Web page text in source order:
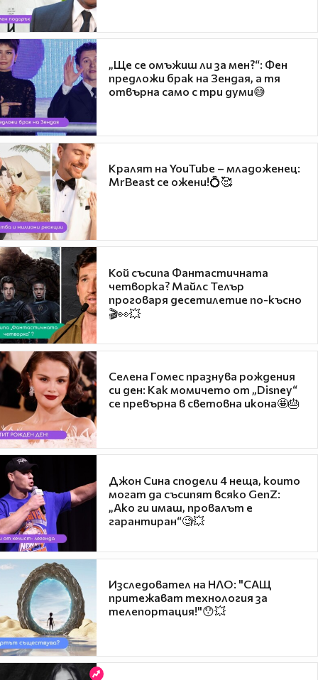
„Ще се омъжиш ли за мен?“: Фен
предложи брак на Зендая, а тя
отвърна само с три думи😅
Кралят на YouTube – младоженец:
MrBeast се ожени!💍🥰
Кой съсипа Фантастичната
четворка? Майлс Телър
проговаря десетилетие по-късно
🎬👀💥
Селена Гомес празнува рождения
си ден: Как момичето от „Disney“
се превърна в световна икона🤩🎂
Джон Сина сподели 4 неща, които
могат да съсипят всяко GenZ:
„Ако ги имаш, провалът е
гарантиран“🧐💥
Изследовател на НЛО: "САЩ
притежават технология за
телепортация!"😯💥